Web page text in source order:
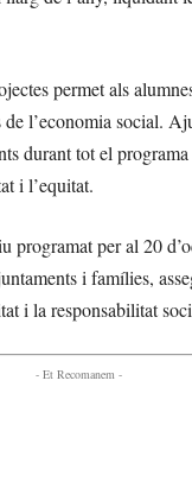
permet als
l’economia social.
durant tot el
i l’equitat.
programat per al 20
i famílies,
i la responsabilitat
- Et Recomanem -